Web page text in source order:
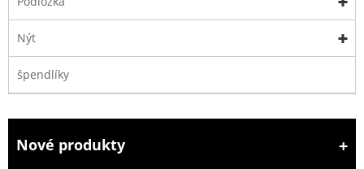
Nýt
špendlíky
Nové produkty